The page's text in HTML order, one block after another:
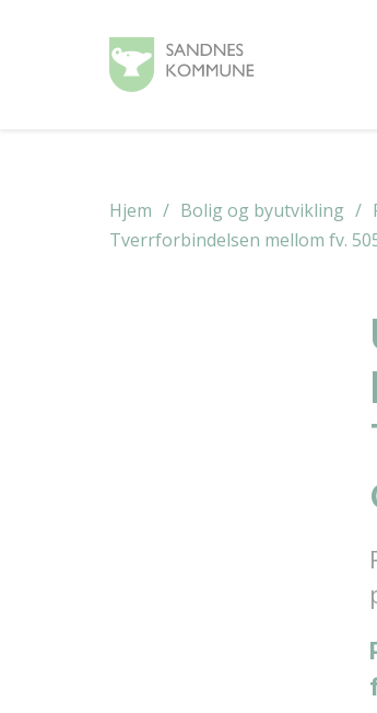
Hjem Bolig og byutvikling
Tverrforbindelsen mellom fv.